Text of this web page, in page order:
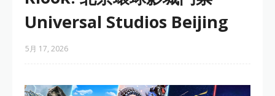
Universal Studios Beijing
5月 17, 2026